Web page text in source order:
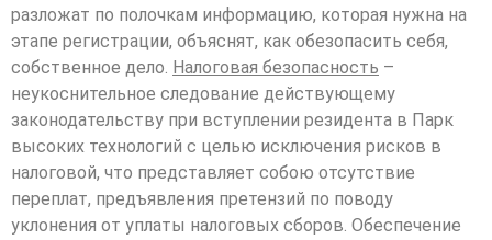
разложат по полочкам информацию, которая нужна на
этапе регистрации, объяснят, как обезопасить себя,
собственное дело. Налоговая безопасность –
неукоснительное следование действующему
законодательству при вступлении резидента в Парк
высоких технологий с целью исключения рисков в
налоговой, что представляет собою отсутствие
переплат, предъявления претензий по поводу
уклонения от уплаты налоговых сборов. Обеспечение